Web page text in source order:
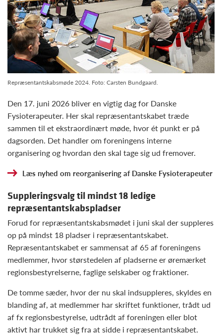
Repræsentantskabsmøde 2024. Foto: Carsten Bundgaard.
Den 17. juni 2026 bliver en vigtig dag for Danske
Fysioterapeuter. Her skal repræsentantskabet træde
sammen til et ekstraordinært møde, hvor ét punkt er på
dagsorden. Det handler om foreningens interne
organisering og hvordan den skal tage sig ud fremover.
Læs nyhed om reorganisering af Danske Fysioterapeuter
Suppleringsvalg til mindst 18 ledige
repræsentantskabspladser
Forud for repræsentantskabsmødet i juni skal der suppleres
op på mindst 18 pladser i repræsentantskabet.
Repræsentantskabet er sammensat af 65 af foreningens
medlemmer, hvor størstedelen af pladserne er øremærket
regionsbestyrelserne, faglige selskaber og fraktioner.
De tomme sæder, hvor der nu skal indsuppleres, skyldes en
blanding af, at medlemmer har skriftet funktioner, trådt ud
af fx regionsbestyrelse, udtrådt af foreningen eller blot
aktivt har trukket sig fra at sidde i repræsentantskabet.